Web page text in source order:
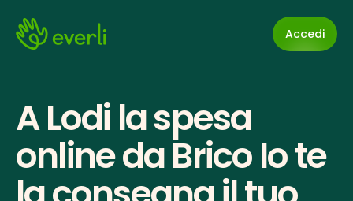
Accedi
A Lodi la spesa
online da Brico Io te